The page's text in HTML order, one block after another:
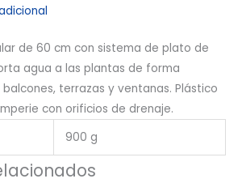
de 60 cm con sistema de plato de
agua a las plantas de forma
terrazas y ventanas. Plástico
con orificios de drenaje.
900 g